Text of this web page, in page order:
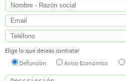
Elige lo que deseas contratar
Defunción
Aviso Económico